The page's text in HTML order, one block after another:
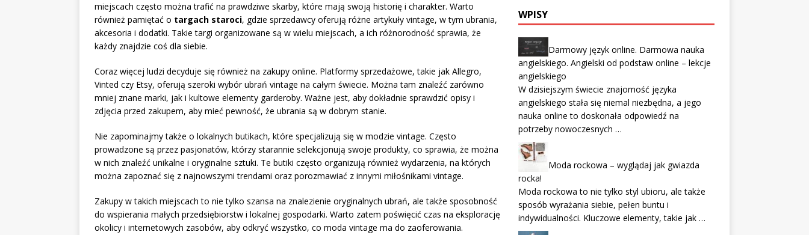
miejscach często można trafić na prawdziwe skarby, które mają swoją historię i charakter. Warto
również pamiętać o targach staroci, gdzie sprzedawcy oferują różne artykuły vintage, w tym ubrania,
akcesoria i dodatki. Takie targi organizowane są w wielu miejscach, a ich różnorodność sprawia, że
każdy znajdzie coś dla siebie.
Coraz więcej ludzi decyduje się również na zakupy online. Platformy sprzedażowe, takie jak Allegro,
Vinted czy Etsy, oferują szeroki wybór ubrań vintage na całym świecie. Można tam znaleźć zarówno
mniej znane marki, jak i kultowe elementy garderoby. Ważne jest, aby dokładnie sprawdzić opisy i
zdjęcia przed zakupem, aby mieć pewność, że ubrania są w dobrym stanie.
Nie zapominajmy także o lokalnych butikach, które specjalizują się w modzie vintage. Często
prowadzone są przez pasjonatów, którzy starannie selekcjonują swoje produkty, co sprawia, że można
w nich znaleźć unikalne i oryginalne sztuki. Te butiki często organizują również wydarzenia, na których
można zapoznać się z najnowszymi trendami oraz porozmawiać z innymi miłośnikami vintage.
Zakupy w takich miejscach to nie tylko szansa na znalezienie oryginalnych ubrań, ale także sposobność
do wspierania małych przedsiębiorstw i lokalnej gospodarki. Warto zatem poświęcić czas na eksplorację
okolicy i internetowych zasobów, aby odkryć wszystko, co moda vintage ma do zaoferowania.
WPISY
Darmowy język online. Darmowa nauka
angielskiego. Angielski od podstaw online – lekcje
angielskiego
W dzisiejszym świecie znajomość języka
angielskiego stała się niemal niezbędna, a jego
nauka online to doskonała odpowiedź na
potrzeby nowoczesnych …
Moda rockowa – wyglądaj jak gwiazda
rocka!
Moda rockowa to nie tylko styl ubioru, ale także
sposób wyrażania siebie, pełen buntu i
indywidualności. Kluczowe elementy, takie jak …